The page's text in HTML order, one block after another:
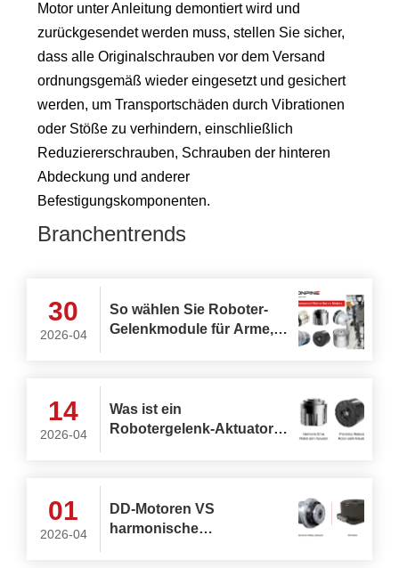
Motor unter Anleitung demontiert wird und
zurückgesendet werden muss, stellen Sie sicher,
dass alle Originalschrauben vor dem Versand
ordnungsgemäß wieder eingesetzt und gesichert
werden, um Transportschäden durch Vibrationen
oder Stöße zu verhindern, einschließlich
Reduziererschrauben, Schrauben der hinteren
Abdeckung und anderer
Befestigungskomponenten.
Branchentrends
30
2026-04
So wählen Sie Roboter-
Gelenkmodule für Arme,
14
2026-04
Was ist ein
Robotergelenk-Aktuator?
aus?
01
2026-04
DD-Motoren VS
harmonische